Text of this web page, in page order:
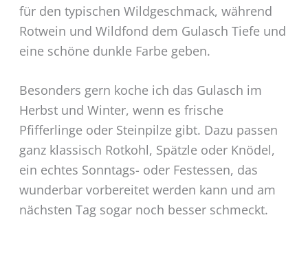
für den typischen Wildgeschmack, während
Rotwein und Wildfond dem Gulasch Tiefe und
eine schöne dunkle Farbe geben.
Besonders gern koche ich das Gulasch im
Herbst und Winter, wenn es frische
Pfifferlinge oder Steinpilze gibt. Dazu passen
ganz klassisch Rotkohl, Spätzle oder Knödel,
ein echtes Sonntags- oder Festessen, das
wunderbar vorbereitet werden kann und am
nächsten Tag sogar noch besser schmeckt.